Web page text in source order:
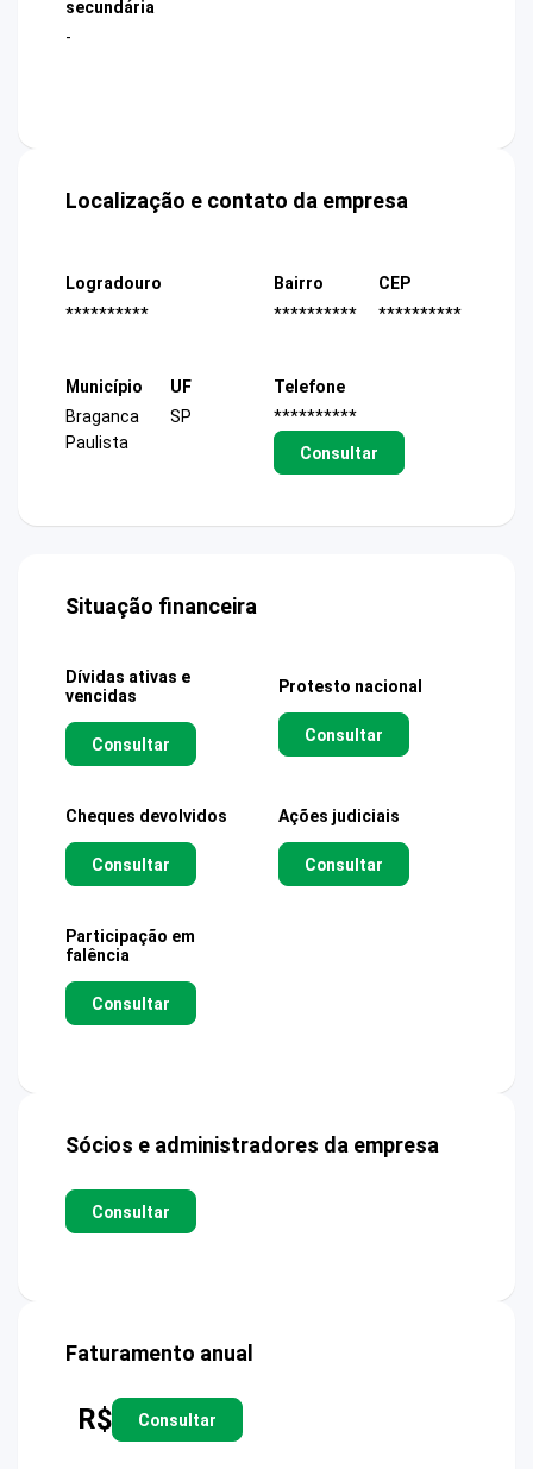
secundária
-
Localização e contato da empresa
Logradouro
**********
Bairro
**********
CEP
**********
Município
Braganca
Paulista
UF
SP
Telefone
**********
Consultar
Situação financeira
Dívidas ativas e
vencidas
Consultar
Protesto nacional
Consultar
Cheques devolvidos
Consultar
Ações judiciais
Consultar
Participação em
falência
Consultar
Sócios e administradores da empresa
Consultar
Faturamento anual
R$ Consultar